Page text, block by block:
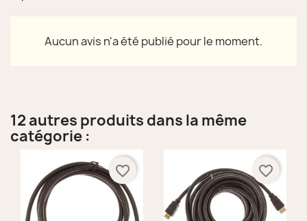
Aucun avis n'a été publié pour le moment.
12 autres produits dans la même
catégorie :
favorite_border favorite_border